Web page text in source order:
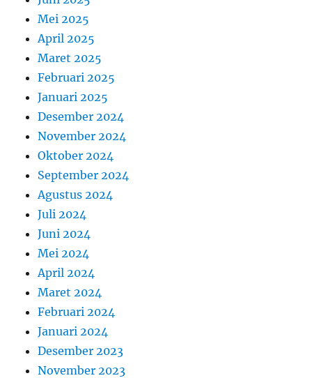
Mei 2025
April 2025
Maret 2025
Februari 2025
Januari 2025
Desember 2024
November 2024
Oktober 2024
September 2024
Agustus 2024
Juli 2024
Juni 2024
Mei 2024
April 2024
Maret 2024
Februari 2024
Januari 2024
Desember 2023
November 2023